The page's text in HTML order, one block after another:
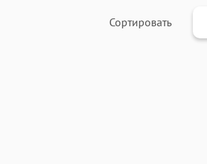
Сортировать